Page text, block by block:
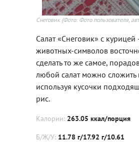
Снеговик(Фото: Фото пользователя,
Салат «Снеговик» с
животных-символов
сделать то же самое,
любой салат можно сложить
используя кусочки
рис.
Калории: 263.05 ккал/порция
Б/Ж/У: 11.78 г/17.92 г/10.61